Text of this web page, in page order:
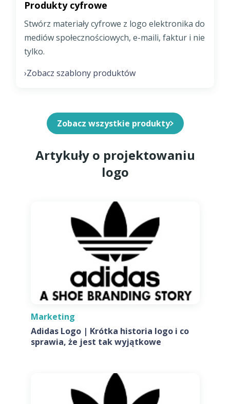
Produkty cyfrowe
Stwórz materiały cyfrowe z logo elektronika do
mediów społecznościowych, e-maili, faktur i nie
tylko.
›Zobacz szablony produktów
Zobacz wszystkie produkty
Artykuły o projektowaniu
logo
Marketing
Adidas Logo | Krótka historia logo i co
sprawia, że jest tak wyjątkowe